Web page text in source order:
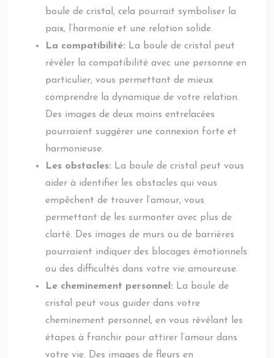
boule de cristal, cela pourrait symboliser la
paix, l’harmonie et une relation solide.
La compatibilité: La boule de cristal peut
révéler la compatibilité avec une personne en
particulier, vous permettant de mieux
comprendre la dynamique de votre relation.
Des images de deux mains entrelacées
pourraient suggérer une connexion forte et
harmonieuse.
Les obstacles: La boule de cristal peut vous
aider à identifier les obstacles qui vous
empêchent de trouver l’amour, vous
permettant de les surmonter avec plus de
clarté. Des images de murs ou de barrières
pourraient indiquer des blocages émotionnels
ou des difficultés dans votre vie amoureuse.
Le cheminement personnel: La boule de
cristal peut vous guider dans votre
cheminement personnel, en vous révélant les
étapes à franchir pour attirer l’amour dans
votre vie. Des images de fleurs en